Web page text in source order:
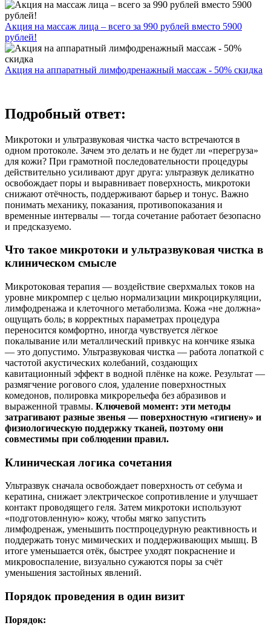
Акция на массаж лица – всего за 990 рублей вместо 5900
рублей!
Акция на аппаратный лимфодренажный массаж - 50% скидка
Подробный ответ:
Микротоки и ультразвуковая чистка часто встречаются в
одном протоколе. Зачем это делать и не будет ли «перегруза»
для кожи? При грамотной последовательности процедуры
действительно усиливают друг друга: ультразвук деликатно
освобождает поры и выравнивает поверхность, микротоки
снижают отёчность, поддерживают барьер и тонус. Важно
понимать механику, показания, противопоказания и
временные интервалы — тогда сочетание работает безопасно
и предсказуемо.
Что такое микротоки и ультразвуковая чистка в
клиническом смысле
Микротоковая терапия — воздействие сверхмалых токов на
уровне микромпер с целью нормализации микроциркуляции,
лимфодренажа и клеточного метаболизма. Кожа «не должна»
ощущать боль; в корректных параметрах процедура
переносится комфортно, иногда чувствуется лёгкое
покалывание или металлический привкус на кончике языка
— это допустимо. Ультразвуковая чистка — работа лопаткой с
частотой акустических колебаний, создающих
кавитационный эффект в водной плёнке на коже. Результат —
размягчение рогового слоя, удаление поверхностных
комедонов, полировка микрорельефа без абразивов и
выраженной травмы. Ключевой момент: эти методы
затрагивают разные звенья — поверхностную «гигиену» и
физиологическую поддержку тканей, поэтому они
совместимы при соблюдении правил.
Клиническая логика сочетания
Ультразвук сначала освобождает поверхность от себума и
кератина, снижает электрическое сопротивление и улучшает
контакт проводящего геля. Затем микротоки используют
«подготовленную» кожу, чтобы мягко запустить
лимфодренаж, уменьшить постпроцедурную реактивность и
поддержать тонус мимических и поддерживающих мышц. В
итоге уменьшается отёк, быстрее уходят покраснение и
микровоспаление, визуально сужаются поры за счёт
уменьшения застойных явлений.
Порядок проведения в один визит
Порядок: